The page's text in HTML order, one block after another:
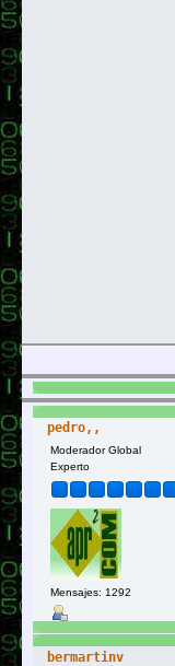
pedro,,
Moderador Global
Experto
Mensajes: 1292
bermartinv